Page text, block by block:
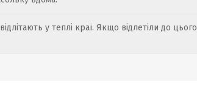
у теплі краї. Якщо відлетіли до цього